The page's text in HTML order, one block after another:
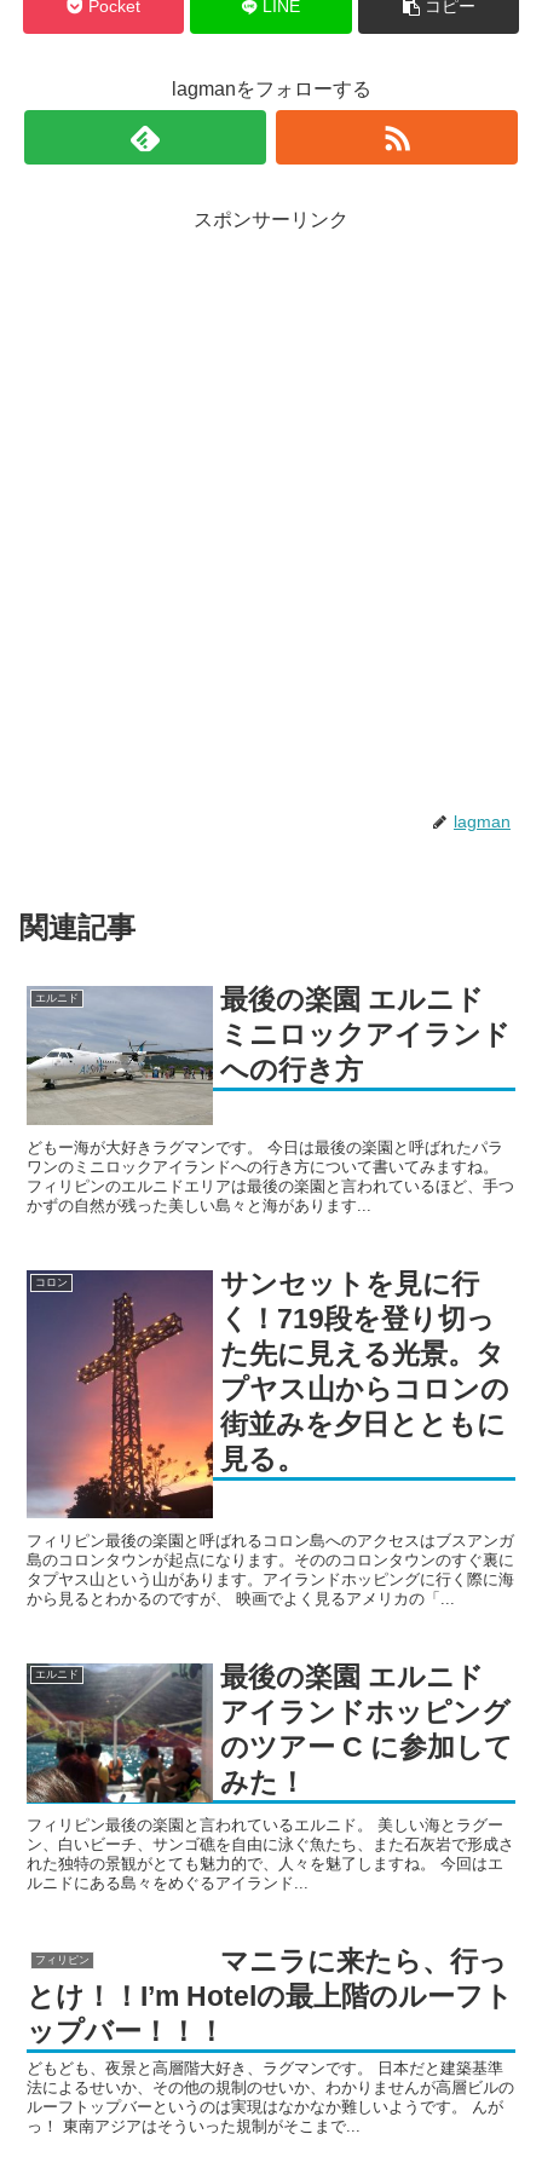
Pocket LINE コピー
lagmanをフォローする
スポンサーリンク
lagman
関連記事
エルニド
最後の楽園 エルニド
ミニロックアイランド
への行き方
どもー海が大好きラグマンです。 今日は最後の楽園と呼ばれたパラ
ワンのミニロックアイランドへの行き方について書いてみますね。
フィリピンのエルニドエリアは最後の楽園と言われているほど、手つ
かずの自然が残った美しい島々と海があります...
コロン
サンセットを見に行
く！719段を登り切っ
た先に見える光景。タ
プヤス山からコロンの
街並みを夕日とともに
見る。
フィリピン最後の楽園と呼ばれるコロン島へのアクセスはブスアンガ
島のコロンタウンが起点になります。そののコロンタウンのすぐ裏に
タプヤス山という山があります。アイランドホッピングに行く際に海
から見るとわかるのですが、 映画でよく見るアメリカの「...
エルニド
最後の楽園 エルニド
アイランドホッピング
のツアー C に参加して
みた！
フィリピン最後の楽園と言われているエルニド。 美しい海とラグー
ン、白いビーチ、サンゴ礁を自由に泳ぐ魚たち、また石灰岩で形成さ
れた独特の景観がとても魅力的で、人々を魅了しますね。 今回はエ
ルニドにある島々をめぐるアイランド...
フィリピン
マニラに来たら、行っ
とけ！！I’m Hotelの最上階のルーフト
ップバー！！！
どもども、夜景と高層階大好き、ラグマンです。 日本だと建築基準
法によるせいか、その他の規制のせいか、わかりませんが高層ビルの
ルーフトップバーというのは実現はなかなか難しいようです。 んが
っ！ 東南アジアはそういった規制がそこまで...